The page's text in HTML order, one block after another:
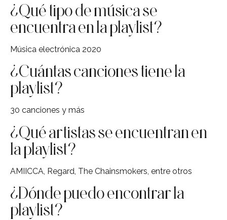
¿Qué tipo de música se
encuentra en la playlist?
Música electrónica 2020
¿Cuántas canciones tiene la
playlist?
30 canciones y más
¿Qué artistas se encuentran en
la playlist?
AMIICCA, Regard, The Chainsmokers, entre otros
¿Dónde puedo encontrar la
playlist?